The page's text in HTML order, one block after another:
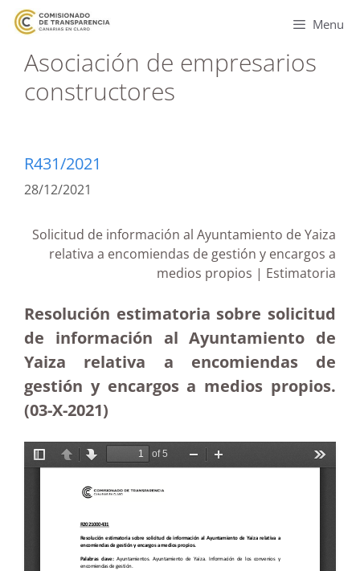
Menu
Asociación de empresarios
constructores
R431/2021
28/12/2021
Solicitud de información al Ayuntamiento de Yaiza
relativa a encomiendas de gestión y encargos a
medios propios | Estimatoria
Resolución estimatoria sobre solicitud
de información al Ayuntamiento de
Yaiza relativa a encomiendas de
gestión y encargos a medios propios.
(03-X-2021)